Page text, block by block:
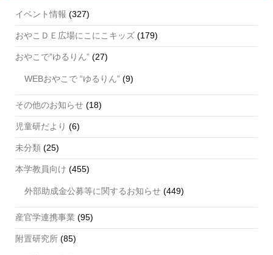
イベント情報 (327)
おやこＤＥ広場にこにこキッズ (179)
おやこで”ゆるりん” (27)
WEBおやこで “ゆるりん” (9)
その他のお知らせ (18)
児童研だより (6)
未分類 (25)
本学教員向け (455)
外部助成金公募等に関するお知らせ (449)
産官学連携事業 (95)
附置研究所 (85)